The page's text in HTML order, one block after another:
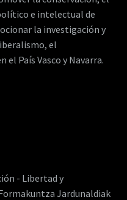
e intelectual de
la investigación y
el
País Vasco y Navarra.
- Libertad y
Jardunaldiak